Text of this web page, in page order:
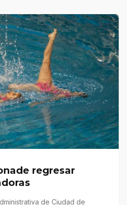
regresar
de Ciudad de